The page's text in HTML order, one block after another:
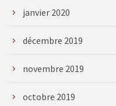
janvier 2020
décembre 2019
novembre 2019
octobre 2019